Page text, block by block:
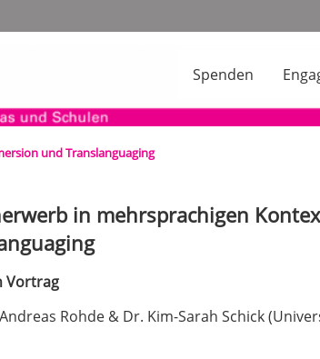
Spenden
und Translanguaging
in mehrsprachigen
Vortrag
Rohde & Dr. Kim-Sarah Schick